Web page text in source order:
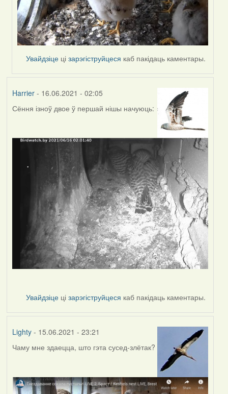
Увайдзіце цізарэгіструйцеся каб пакідаць каментары.
Harrier- 16.06.2021 - 02:05
Сёння ізноў двое ў першай нішы начуюць:
Увайдзіце цізарэгіструйцеся каб пакідаць каментары.
Lighty- 15.06.2021 - 23:21
Чаму мне здаецца, што гэта сусед-злётак?